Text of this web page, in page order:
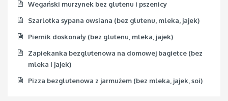
Wegański murzynek bez glutenu i pszenicy
Szarlotka sypana owsiana (bez glutenu, mleka, jajek)
Piernik doskonały (bez glutenu, mleka, jajek)
Zapiekanka bezglutenowa na domowej bagietce (bez
mleka i jajek)
Pizza bezglutenowa z jarmużem (bez mleka, jajek, soi)